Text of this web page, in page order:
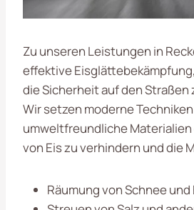
Zu unseren Leistungen in
effektive
die Sicherheit auf den Straßen
Wir setzen moderne
umweltfreundliche Materialien
von Eis zu verhindern und die
Räumung von Schnee und